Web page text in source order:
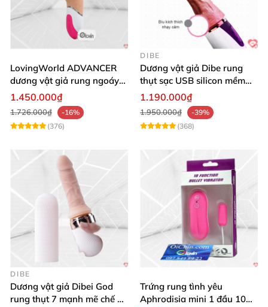
LovingWorld ADVANCER
dương vật giả rung ngoáy
thụt 7 chế độ
1.450.000₫
1.726.000₫
-16%
(376)
DIBE
Dương vật giả Dibe rung
thụt sạc USB silicon mềm
mại thật
1.190.000₫
1.950.000₫
-39%
(368)
DIBE
Dương vật giả Dibei God
rung thụt 7 mạnh mẽ chế độ
Trứng rung tình yêu
Aphrodisia mini 1 đầu 10